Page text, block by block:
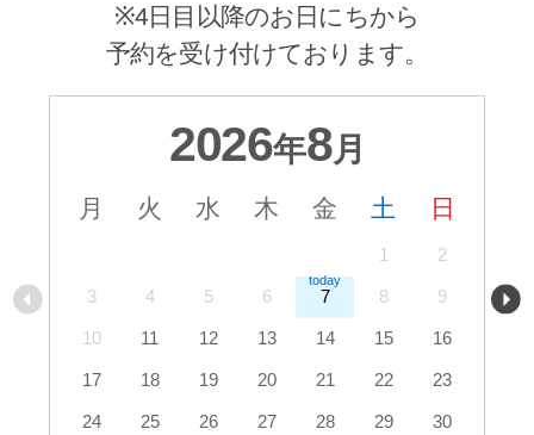
※4日目以降のお日にちから
予約を受け付けております。
2026年8月
月 火 水 木 金 土 日
1 2
3 4 5 6 7 8 9
10 11 12 13 14 15 16
17 18 19 20 21 22 23
24 25 26 27 28 29 30